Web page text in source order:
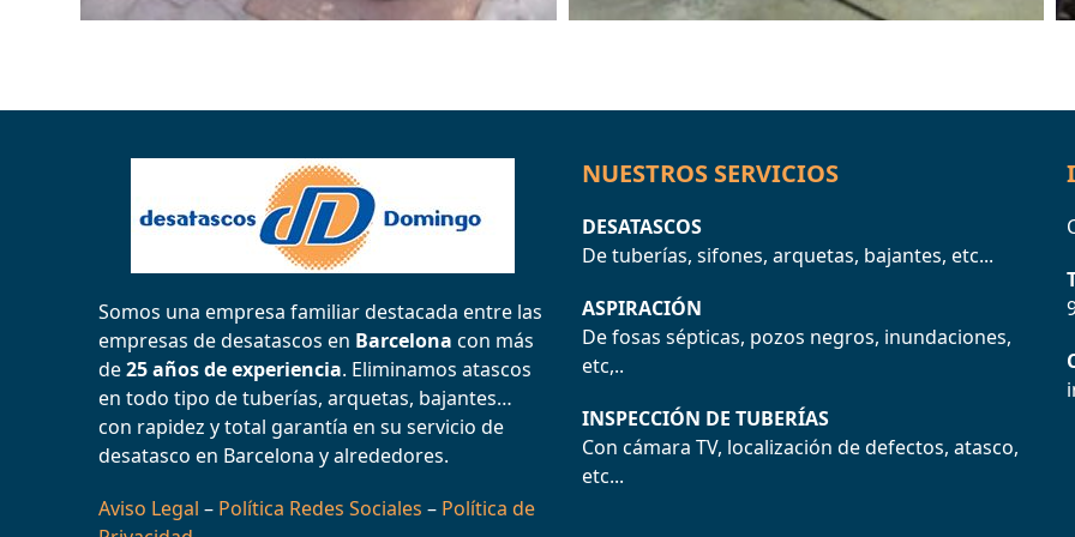
Somos una empresa familiar destacada entre las
empresas de desatascos en Barcelona con más
de25 años de experiencia. Eliminamos atascos
en todo tipo de tuberías, arquetas, bajantes…
con rapidez y total garantía en su servicio de
desatasco en Barcelona y alrededores.
Aviso Legal– Política Redes Sociales – Política de
NUESTROS SERVICIOS
DESATASCOS
De tuberías, sifones, arquetas, bajantes, etc...
ASPIRACIÓN
De fosas sépticas, pozos negros, inundaciones,
etc,..
INSPECCIÓN DE TUBERÍAS
Con cámara TV, localización de defectos, atasco,
etc...